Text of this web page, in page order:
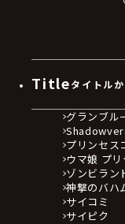
Titleタイトル
グランブル
プリンセス
ウマ娘 プ
ゾンビラン
神撃のバハ
サイコミ
サイピク